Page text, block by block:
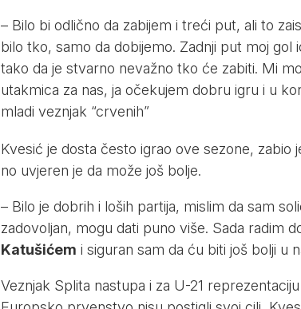
– Bilo bi odlično da zabijem i treći put, ali to
bilo tko, samo da dobijemo. Zadnji put moj gol
tako da je stvarno nevažno tko će zabiti. Mi
utakmica za nas, ja očekujem dobru igru i u
mladi veznjak “crvenih”
Kvesić je dosta često igrao ove sezone, zabio
no uvjeren je da može još bolje.
– Bilo je dobrih i loših partija, mislim da sam
zadovoljan, mogu dati puno više. Sada radim
Katušićem i siguran sam da ću biti još bolji u
Veznjak Splita nastupa i za U-21